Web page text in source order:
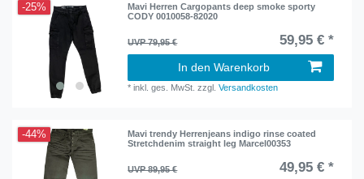
-25%
Mavi Herren Cargopants deep smoke sporty
CODY 0010058-82020
UVP 79,95 € 59,95 € *
In den Warenkorb
*inkl. ges. MwSt. zzgl.Versandkosten
-44%
Mavi trendy Herrenjeans indigo rinse coated
Stretchdenim straight leg Marcel00353
UVP 89,95 € 49,95 € *